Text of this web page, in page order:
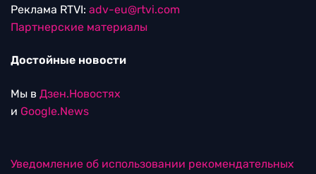
Реклама RTVI: adv-eu@rtvi.com
Партнерские материалы
Достойные новости
Мы в Дзен.Новостях
и Google.News
Уведомление об использовании рекомендательных